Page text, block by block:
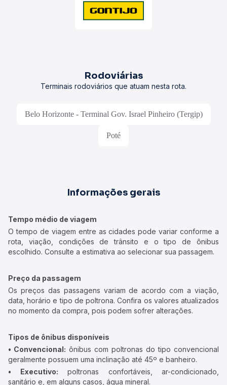
Rodoviárias
Terminais rodoviários que atuam nesta rota.
Belo Horizonte - Terminal Gov. Israel Pinheiro (Tergip)
Poté
Informações gerais
Tempo médio de viagem
O tempo de viagem entre as cidades pode variar conforme a
rota, viação, condições de trânsito e o tipo de ônibus
escolhido. Consulte a estimativa ao selecionar sua passagem.
Preço da passagem
Os preços das passagens variam de acordo com a viação,
data, horário e tipo de poltrona. Confira os valores atualizados
no momento da compra, pois podem sofrer alterações.
Tipos de ônibus disponíveis
• Convencional: ônibus com poltronas do tipo convencional
geralmente possuem uma inclinação até 45º e banheiro.
• Executivo: poltronas confortáveis, ar-condicionado,
sanitário e, em alguns casos, água mineral.